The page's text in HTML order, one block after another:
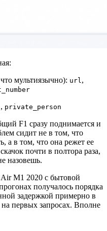
мультиязычно): url ,
, private_person
F1 сразу поднимается и
сидит не в том, что
а в том, что она режет ее
почти в полтора раза,
назовешь.
M1 2020 с бытовой
получалось порядка
задержкой примерно в
первых запросах. Вполне